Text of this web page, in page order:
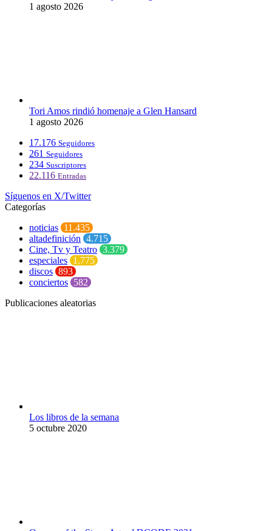
1 agosto 2026
Tori Amos rindió homenaje a Glen Hansard
1 agosto 2026
17.176 Seguidores
261 Seguidores
234 Suscriptores
22.116 Entradas
Síguenos en X/Twitter
Categorías
noticias 11.435
altadefinición 4.715
Cine, Tv y Teatro 3.379
especiales 1.775
discos 893
conciertos 582
Publicaciones aleatorias
Los libros de la semana
5 octubre 2020